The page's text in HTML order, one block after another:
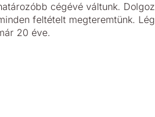
cégévé váltunk.
feltételt megteremtünk.
20 éve.